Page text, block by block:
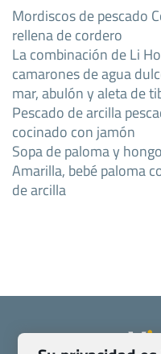
Mordiscos de pescado
rellena de cordero
La combinación de Li
camarones de agua
mar, abulón y aleta de
Pescado de arcilla
cocinado con jamón
Sopa de paloma y
Amarilla, bebé paloma
de arcilla